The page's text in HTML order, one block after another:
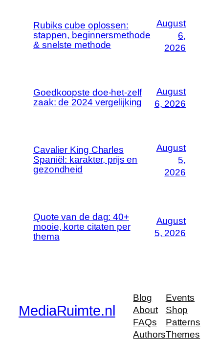
Rubiks cube oplossen:
stappen, beginnersmethode
& snelste methode
August
6,
2026
Goedkoopste doe-het-zelf
zaak: de 2024 vergelijking
August
6, 2026
Cavalier King Charles
Spaniël: karakter, prijs en
gezondheid
August
5,
2026
Quote van de dag: 40+
mooie, korte citaten per
thema
August
5, 2026
MediaRuimte.nl
Blog
About
FAQs
Authors
Events
Shop
Patterns
Themes